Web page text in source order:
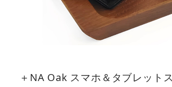
＋NA Oak スマホ＆タブレット